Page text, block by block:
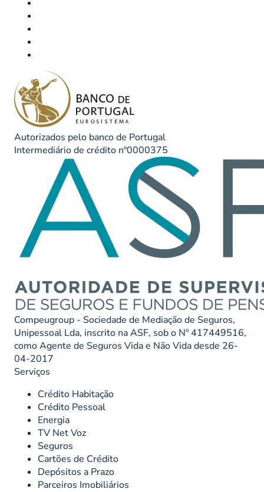
Autorizados pelo banco de Portugal
Intermediário de crédito nº0000375
Compeugroup - Sociedade de Mediação de Seguros,
Unipessoal Lda, inscrito na ASF, sob o Nº 417449516,
como Agente de Seguros Vida e Não Vida desde 26-
04-2017
Serviços
Crédito Habitação
Crédito Pessoal
Energia
TV Net Voz
Seguros
Cartões de Crédito
Depósitos a Prazo
Parceiros Imobiliários